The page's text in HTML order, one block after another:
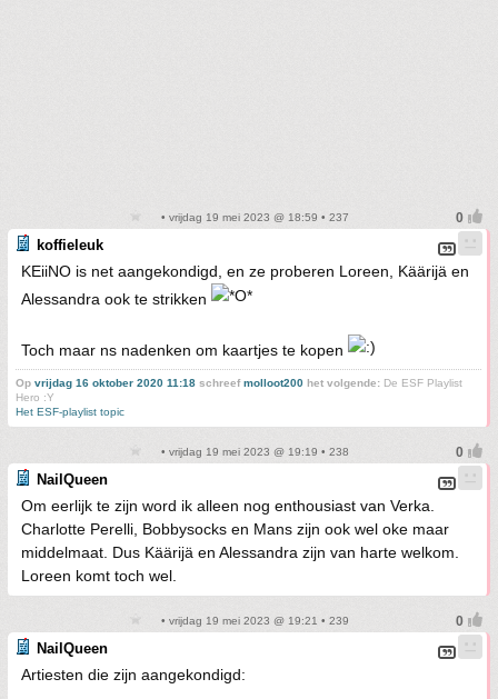
• vrijdag 19 mei 2023 @ 18:59 • 237
koffieleuk
KEiiNO is net aangekondigd, en ze proberen Loreen, Käärijä en
Alessandra ook te strikken
Toch maar ns nadenken om kaartjes te kopen
Op vrijdag 16 oktober 2020 11:18 schreefmolloot200 het volgende: De ESF Playlist
Hero :Y
Het ESF-playlist topic
• vrijdag 19 mei 2023 @ 19:19 • 238
NailQueen
Om eerlijk te zijn word ik alleen nog enthousiast van Verka.
Charlotte Perelli, Bobbysocks en Mans zijn ook wel oke maar
middelmaat. Dus Käärijä en Alessandra zijn van harte welkom.
Loreen komt toch wel.
• vrijdag 19 mei 2023 @ 19:21 • 239
NailQueen
Artiesten die zijn aangekondigd: